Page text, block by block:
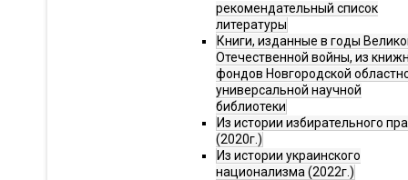
рекомендательный список
литературы
Книги, изданные в годы
Отечественной войны, из
фондов Новгородской
универсальной научной
библиотеки
Из истории избирательного
(2020г.)
Из истории украинского
национализма (2022г.)